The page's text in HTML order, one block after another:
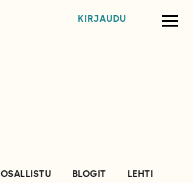
KIRJAUDU
OSALLISTU BLOGIT
LEHTI